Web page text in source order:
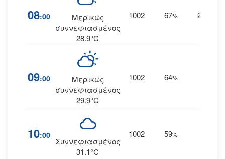
08:00
Μερικώς
συννεφιασμένος
28.9°C
1002 67% 21
09:00
Μερικώς
συννεφιασμένος
29.9°C
1002 64%
10:00
Συννεφιασμένος
31.1°C
1002 59%